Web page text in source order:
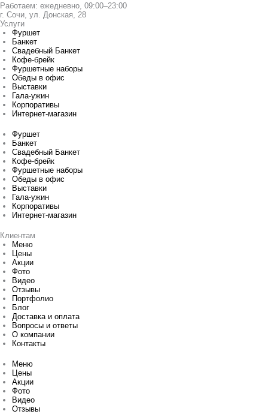
Работаем: ежедневно, 09:00–23:00
г. Сочи, ул. Донская, 28
Услуги
Фуршет
Банкет
Свадебный Банкет
Кофе-брейк
Фуршетные наборы
Обеды в офис
Выставки
Гала-ужин
Корпоративы
Интернет-магазин
Фуршет
Банкет
Свадебный Банкет
Кофе-брейк
Фуршетные наборы
Обеды в офис
Выставки
Гала-ужин
Корпоративы
Интернет-магазин
Клиентам
Меню
Цены
Акции
Фото
Видео
Отзывы
Портфолио
Блог
Доставка и оплата
Вопросы и ответы
О компании
Контакты
Меню
Цены
Акции
Фото
Видео
Отзывы